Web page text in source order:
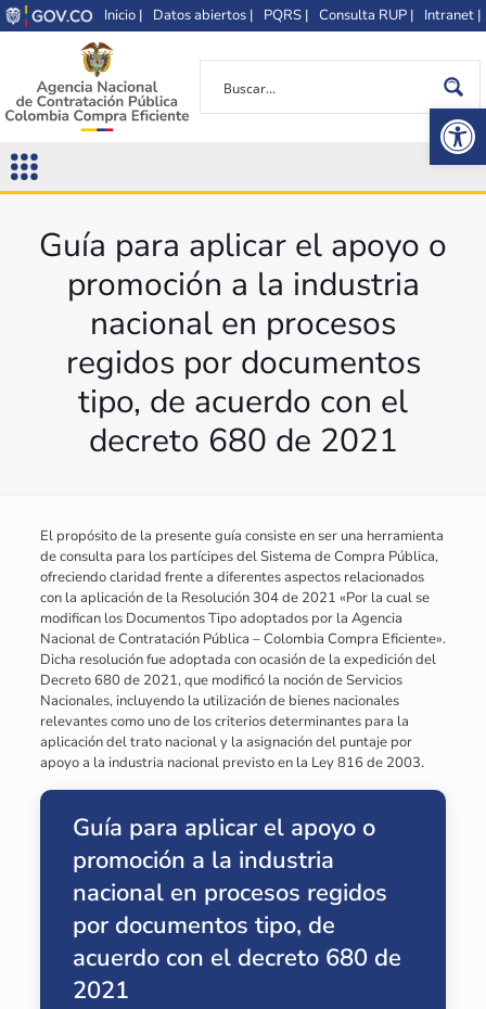
Inicio | Datos abiertos | PQRS | Consulta RUP | Intranet |
Guía para aplicar el apoyo o
promoción a la industria
nacional en procesos
regidos por documentos
tipo, de acuerdo con el
decreto 680 de 2021
El propósito de la presente guía consiste en ser una herramienta
de consulta para los partícipes del Sistema de Compra Pública,
ofreciendo claridad frente a diferentes aspectos relacionados
con la aplicación de la Resolución 304 de 2021 «Por la cual se
modifican los Documentos Tipo adoptados por la Agencia
Nacional de Contratación Pública – Colombia Compra Eficiente».
Dicha resolución fue adoptada con ocasión de la expedición del
Decreto 680 de 2021, que modificó la noción de Servicios
Nacionales, incluyendo la utilización de bienes nacionales
relevantes como uno de los criterios determinantes para la
aplicación del trato nacional y la asignación del puntaje por
apoyo a la industria nacional previsto en la Ley 816 de 2003.
Guía para aplicar el apoyo o
promoción a la industria
nacional en procesos regidos
por documentos tipo, de
acuerdo con el decreto 680 de
2021